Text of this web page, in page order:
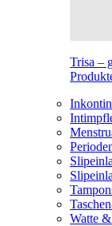
Trisa –
Watte